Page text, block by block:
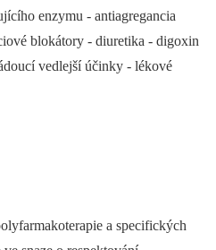
enzymu -⁠ antiagregancia
blokátory -⁠ diuretika -⁠ digoxin
vedlejší účinky -⁠ lékové
a specifických